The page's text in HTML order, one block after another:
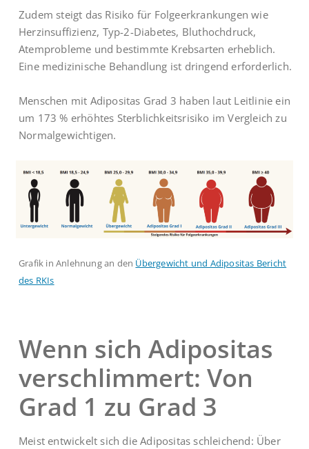
Zudem steigt das Risiko für Folgeerkrankungen wie
Herzinsuffizienz, Typ-2-Diabetes, Bluthochdruck,
Atemprobleme und bestimmte Krebsarten erheblich.
Eine medizinische Behandlung ist dringend erforderlich.
Menschen mit Adipositas Grad 3 haben laut Leitlinie ein
um 173 % erhöhtes Sterblichkeitsrisiko im Vergleich zu
Normalgewichtigen.
Grafik in Anlehnung an den Übergewicht und Adipositas Bericht
des RKIs
Wenn sich Adipositas
verschlimmert: Von
Grad 1 zu Grad 3
Meist entwickelt sich die Adipositas schleichend: Über